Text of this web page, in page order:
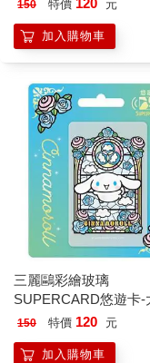
150 特價 120 元
加入購物車
三麗鷗彩繪玻璃
SUPERCARD悠遊卡-
狗【受託代銷】
150 特價 120 元
加入購物車